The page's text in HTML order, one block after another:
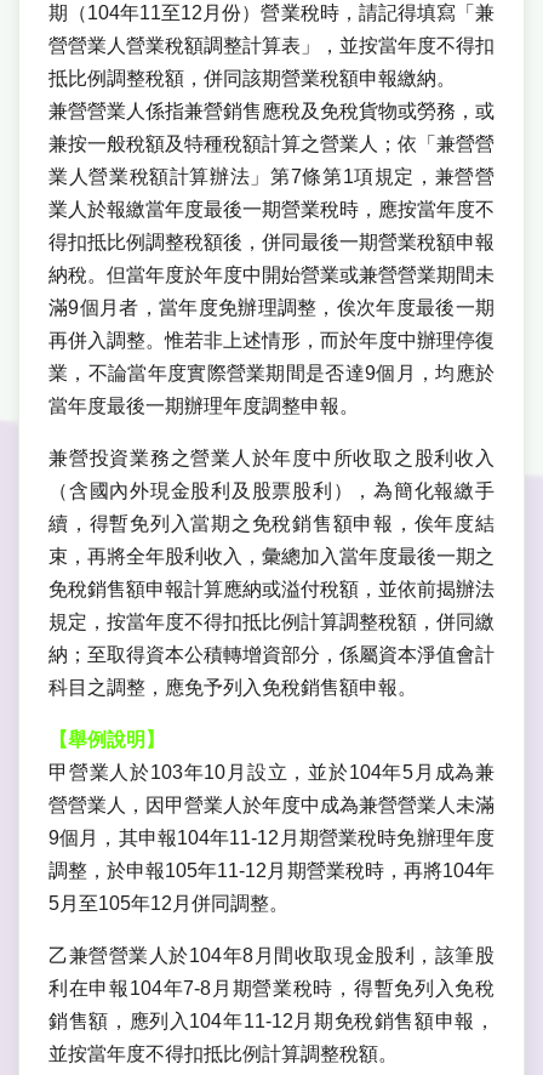
期（104年11至12月份）營業稅時，請記得填寫「兼
營營業人營業稅額調整計算表」，並按當年度不得扣
抵比例調整稅額，併同該期營業稅額申報繳納。
兼營營業人係指兼營銷售應稅及免稅貨物或勞務，或
兼按一般稅額及特種稅額計算之營業人；依「兼營營
業人營業稅額計算辦法」第7條第1項規定，兼營營
業人於報繳當年度最後一期營業稅時，應按當年度不
得扣抵比例調整稅額後，併同最後一期營業稅額申報
納稅。但當年度於年度中開始營業或兼營營業期間未
滿9個月者，當年度免辦理調整，俟次年度最後一期
再併入調整。惟若非上述情形，而於年度中辦理停復
業，不論當年度實際營業期間是否達9個月，均應於
當年度最後一期辦理年度調整申報。
兼營投資業務之營業人於年度中所收取之股利收入
（含國內外現金股利及股票股利），為簡化報繳手
續，得暫免列入當期之免稅銷售額申報，俟年度結
束，再將全年股利收入，彙總加入當年度最後一期之
免稅銷售額申報計算應納或溢付稅額，並依前揭辦法
規定，按當年度不得扣抵比例計算調整稅額，併同繳
納；至取得資本公積轉增資部分，係屬資本淨值會計
科目之調整，應免予列入免稅銷售額申報。
【舉例說明】
甲營業人於103年10月設立，並於104年5月成為兼
營營業人，因甲營業人於年度中成為兼營營業人未滿
9個月，其申報104年11-12月期營業稅時免辦理年度
調整，於申報105年11-12月期營業稅時，再將104年
5月至105年12月併同調整。
乙兼營營業人於104年8月間收取現金股利，該筆股
利在申報104年7-8月期營業稅時，得暫免列入免稅
銷售額，應列入104年11-12月期免稅銷售額申報，
並按當年度不得扣抵比例計算調整稅額。